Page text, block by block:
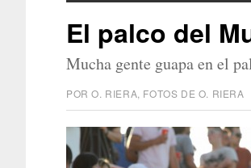
El palco del
Mucha gente guapa en el
POR O. RIERA, FOTOS DE O.